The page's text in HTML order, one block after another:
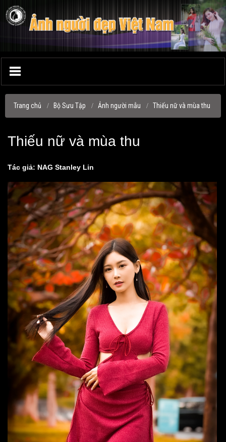
Trang chủ Bộ Sưu Tập Ảnh người mẫu Thiếu nữ và mùa thu
Thiếu nữ và mùa thu
Tác giả: NAG Stanley Lin